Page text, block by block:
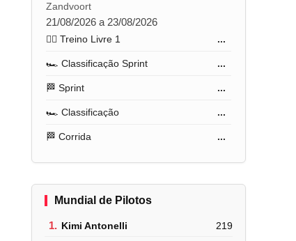
Zandvoort
21/08/2026 a 23/08/2026
🏋️‍♂️ Treino Livre 1 ...
🏎️ Classificação Sprint ...
🏁 Sprint ...
🏎️ Classificação ...
🏁 Corrida ...
Mundial de Pilotos
1. Kimi Antonelli 219